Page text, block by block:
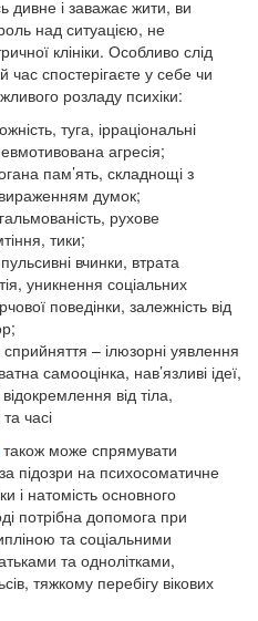
дивне і заважає жити, ви
над ситуацією, не
клініки. Особливо слід
спостерігаєте у себе чи
розладу психіки:
туга, ірраціональні
агресія;
пам’ять, складнощі з
думок;
рухове
тики;
вчинки, втрата
уникнення соціальних
поведінки, залежність від
– ілюзорні уявлення
самооцінка, нав’язливі ідеї,
від тіла,
часі
також може спрямувати
підозри на психосоматичне
і натомість основного
потрібна допомога при
та соціальними
та однолітками,
тяжкому перебігу вікових